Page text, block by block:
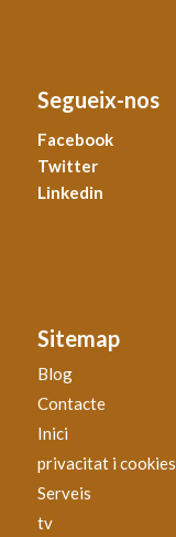
Segueix-nos
Facebook
Twitter
Linkedin
Sitemap
Blog
Contacte
Inici
privacitat i cookies
Serveis
tv